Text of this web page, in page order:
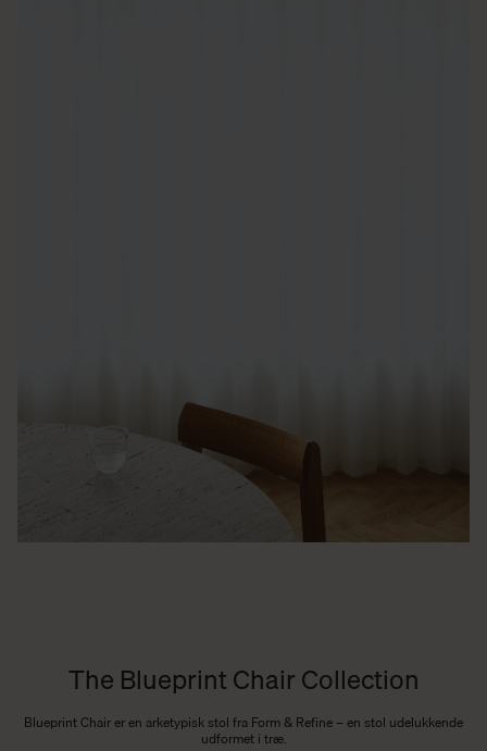
The Blueprint Chair Collection
Blueprint Chair er en arketypisk stol fra Form & Refine – en stol udelukkende
udformet i træ.